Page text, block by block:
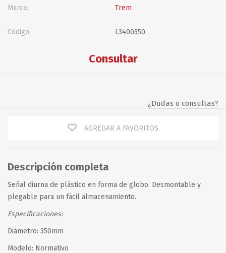
Marca: Trem
Código: L3400350
Consultar
¿Dudas o consultas?
AGREGAR A FAVORITOS
Descripción completa
Señal diurna de plástico en forma de globo. Desmontable y
plegable para un fácil almacenamiento.
Especificaciones:
Diámetro: 350mm
Modelo: Normativo